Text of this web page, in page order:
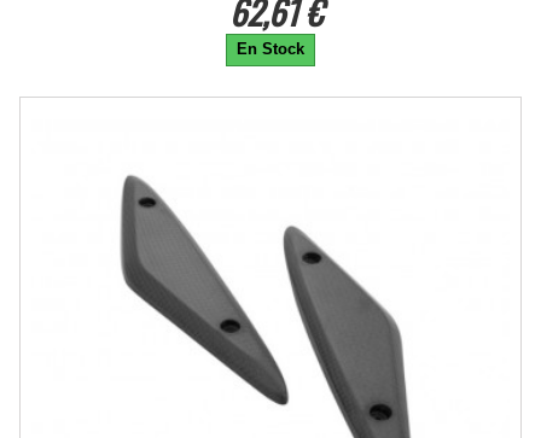
62,61 €
En Stock